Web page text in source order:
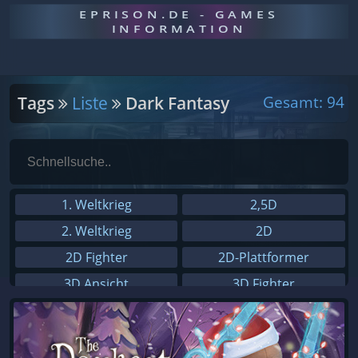
EPRISON.DE - GAMES
INFORMATION
Tags Liste Dark Fantasy Gesamt: 94
1. Weltkrieg
2,5D
2. Weltkrieg
2D
2D Fighter
2D-Plattformer
3D Ansicht
3D Fighter
3D Platformer
3rd-Person
4X
8-Bit